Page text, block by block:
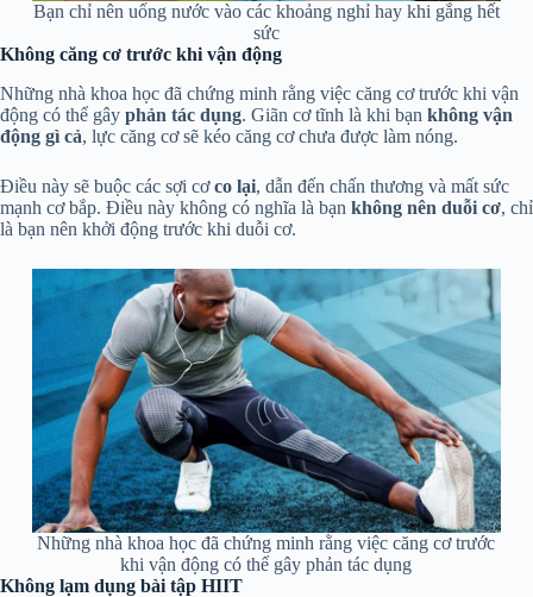
Bạn chỉ nên uống nước vào các khoảng nghỉ hay khi gắng hết
sức
Không căng cơ trước khi vận động
Những nhà khoa học đã chứng minh rằng việc căng cơ trước khi vận
động có thể gây phản tác dụng. Giãn cơ tĩnh là khi bạn không vận
động gì cả, lực căng cơ sẽ kéo căng cơ chưa được làm nóng.
Điều này sẽ buộc các sợi cơco lại, dẫn đến chấn thương và mất sức
mạnh cơ bắp. Điều này không có nghĩa là bạn không nên duỗi cơ, chỉ
là bạn nên khởi động trước khi duỗi cơ.
Những nhà khoa học đã chứng minh rằng việc căng cơ trước
khi vận động có thể gây phản tác dụng
Không lạm dụng bài tập HIIT